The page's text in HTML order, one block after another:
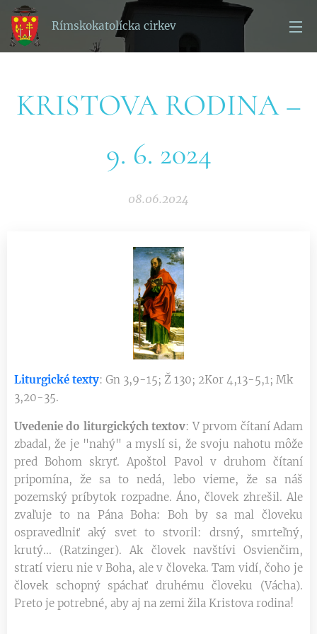
Rímskokatolícka cirkev
KRISTOVA RODINA –
9. 6. 2024
08.06.2024
Liturgické texty: Gn 3,9-15; Ž 130; 2Kor 4,13-5,1; Mk
3,20-35.
Uvedenie do liturgických textov: V prvom čítaní Adam
zbadal, že je "nahý" a myslí si, že svoju nahotu môže
pred Bohom skryť. Apoštol Pavol v druhom čítaní
pripomína, že sa to nedá, lebo vieme, že sa náš
pozemský príbytok rozpadne. Áno, človek zhrešil. Ale
zvaľuje to na Pána Boha: Boh by sa mal človeku
ospravedlniť aký svet to stvoril: drsný, smrteľný,
krutý... (Ratzinger). Ak človek navštívi Osvienčim,
stratí vieru nie v Boha, ale v človeka. Tam vidí, čoho je
človek schopný spáchať druhému človeku (Vácha).
Preto je potrebné, aby aj na zemi žila Kristova rodina!